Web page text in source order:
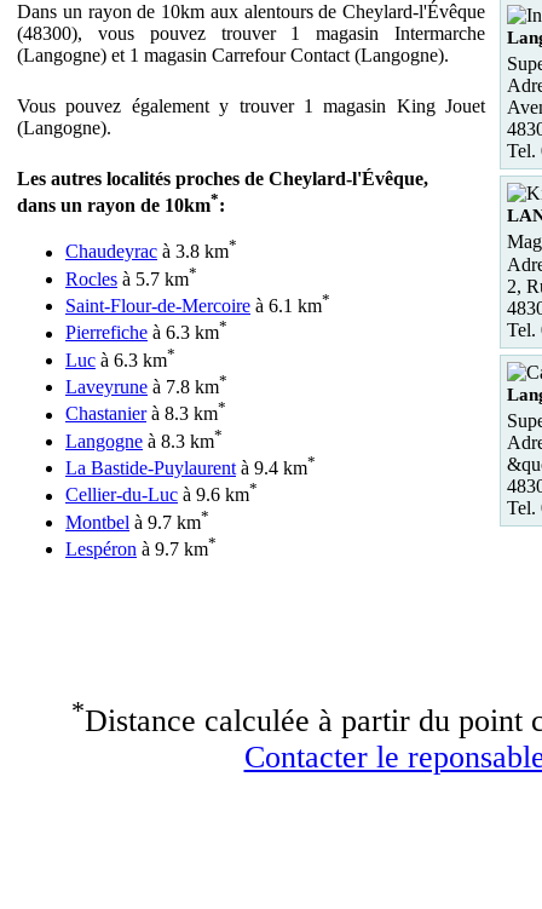
Dans un rayon de 10km aux alentours de Cheylard-l'Évêque
(48300), vous pouvez trouver 1 magasin Intermarche
(Langogne) et 1 magasin Carrefour Contact (Langogne).
Vous pouvez également y trouver 1 magasin King Jouet
(Langogne).
Les autres localités proches de Cheylard-l'Évêque,
dans un rayon de 10km*:
Chaudeyrac à 3.8 km*
Rocles à 5.7 km*
Saint-Flour-de-Mercoire à 6.1 km*
Pierrefiche à 6.3 km*
Luc à 6.3 km*
Laveyrune à 7.8 km*
Chastanierà 8.3 km*
Langogne à 8.3 km*
La Bastide-Puylaurent à 9.4 km*
Cellier-du-Luc à 9.6 km*
Montbel à 9.7 km*
Lespéron à 9.7 km*
Tel.
2,
Tel.
Tel.
*Distance calculée à partir du point
Contacter le